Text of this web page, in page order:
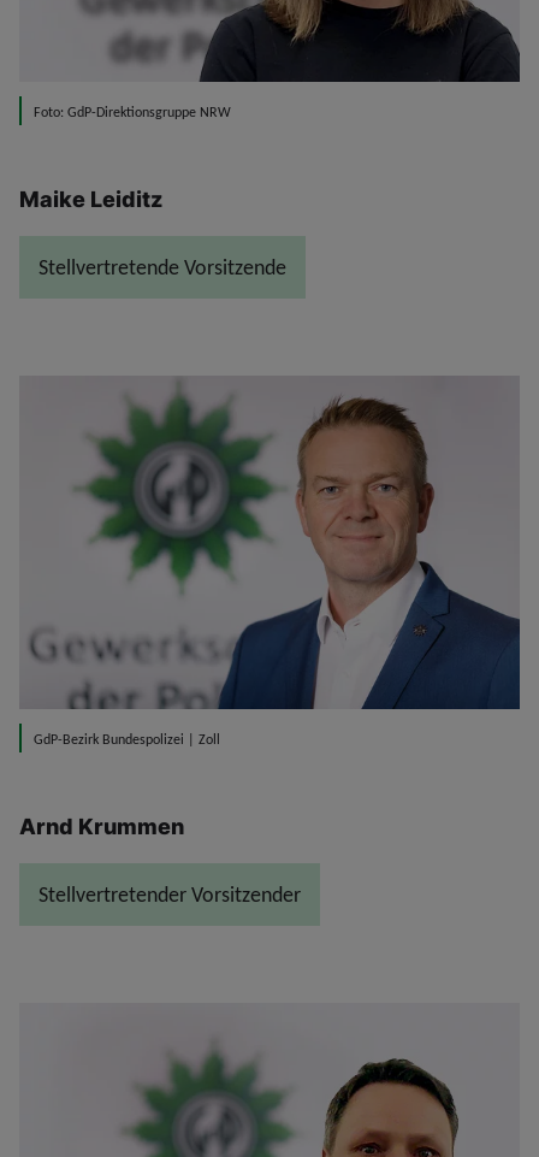
Foto: GdP-Direktionsgruppe NRW
Maike Leiditz
Stellvertretende Vorsitzende
GdP-Bezirk Bundespolizei | Zoll
Arnd Krummen
Stellvertretender Vorsitzender